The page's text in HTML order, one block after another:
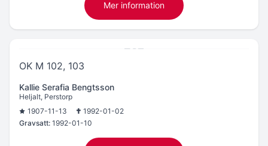
Mer information
OK M 102, 103
Kallie Serafia Bengtsson
Heljalt, Perstorp
1907-11-13
1992-01-02
Gravsatt: 1992-01-10